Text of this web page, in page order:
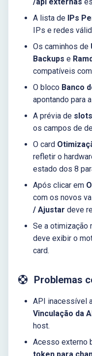
A lista de IPs
IPs e redes
Os caminhos de
Backups e
compatíveis
O bloco Banco
apontando para
A prévia de
os campos de
O card
refletir o
estado dos 8
Após clicar em
com os novos
/ Ajustar deve
Se a otimização
deve exibir o
card.
Problemas
API inacessível
Vinculação da
host.
Acesso externo